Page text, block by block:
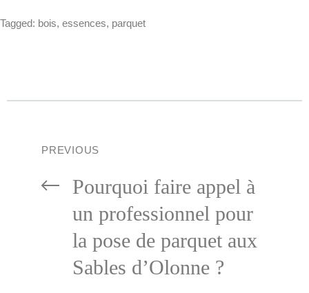
Tagged: bois, essences, parquet
PREVIOUS
Pourquoi faire appel à
un professionnel pour
la pose de parquet aux
Sables d’Olonne ?